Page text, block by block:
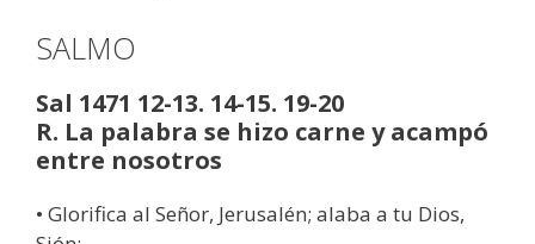
SALMO
Sal 1471 12-13. 14-15. 19-20
R. La palabra se hizo carne y acampó
entre nosotros
• Glorifica al Señor, Jerusalén; alaba a tu Dios,